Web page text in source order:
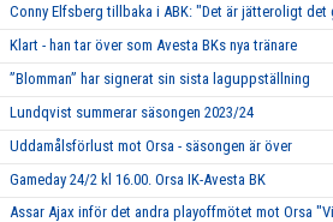
Conny Elfsberg tillbaka i ABK: "Det är jätteroligt det
Klart - han tar över som Avesta BKs nya tränare
”Blomman” har signerat sin sista laguppställning
Lundqvist summerar säsongen 2023/24
Uddamålsförlust mot Orsa - säsongen är över
Gameday 24/2 kl 16.00. Orsa IK-Avesta BK
Assar Ajax inför det andra playoffmötet mot Orsa